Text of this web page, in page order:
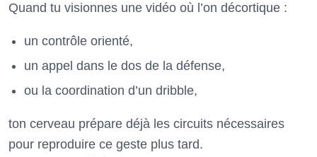
Quand tu visionnes une vidéo où l’on décortique :
un contrôle orienté,
un appel dans le dos de la défense,
ou la coordination d’un dribble,
ton cerveau prépare déjà les circuits nécessaires
pour reproduire ce geste plus tard.